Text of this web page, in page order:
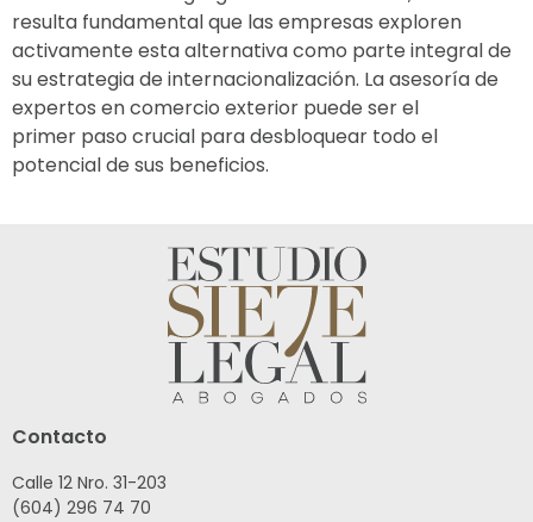
resulta fundamental que las empresas exploren
activamente esta alternativa como parte integral de
su estrategia de internacionalización. La asesoría de
expertos en comercio exterior puede ser el
primer paso crucial para desbloquear todo el
potencial de sus beneficios.
Contacto
Calle 12 Nro. 31-203
(604) 296 74 70